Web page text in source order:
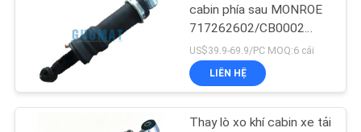
Túi khí Lincoln
cabin phía sau MONROE
717262602/CB0002
Truck Suspension Air
Spring
US$39.9-69.9/PC MOQ:6 cái
LIÊN HỆ
Thay lò xo khí cabin xe tải